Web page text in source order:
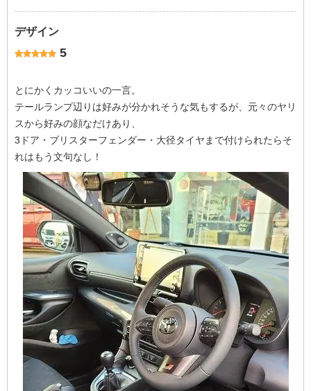
デザイン
5
とにかくカッコいいの一言。
テールランプ辺りは好みが分かれそうな気もするが、元々のヤリ
スから好みの顔なだけあり、
3ドア・ブリスターフェンダー・大径タイヤまで付けられたらそ
れはもう文句なし！